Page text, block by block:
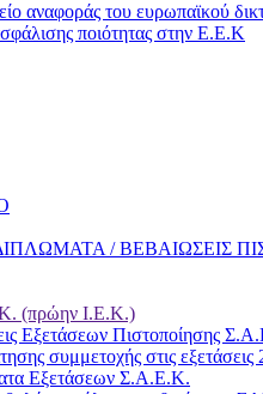
αναφοράς του ευρωπαϊκού
ποιότητας στην Ε.Ε.Κ
/ ΒΕΒΑΙΩΣΕΙΣ
(πρώην Ι.Ε.Κ.)
Εξετάσεων Πιστοποίησης
συμμετοχής στις εξετάσεις
Εξετάσεων Σ.Α.Ε.Κ.